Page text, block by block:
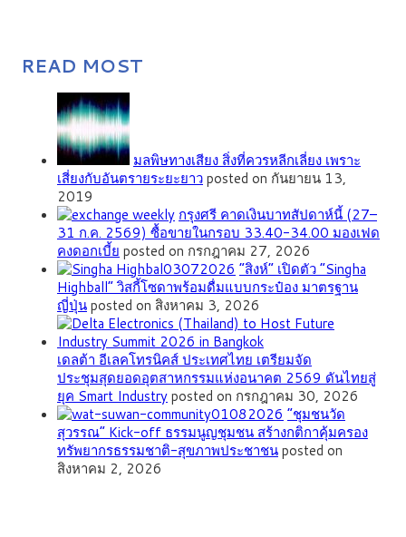
READ MOST
มลพิษทางเสียง สิ่งที่ควรหลีกเลี่ยง เพราะ
เสี่ยงกับอันตรายระยะยาวposted on กันยายน 13,
2019
กรุงศรี คาดเงินบาทสัปดาห์นี้ (27–
31 ก.ค. 2569) ซื้อขายในกรอบ 33.40-34.00 มองเฟด
คงดอกเบี้ย posted on กรกฎาคม 27, 2026
“สิงห์” เปิดตัว “Singha
Highball” วิสกี้โซดาพร้อมดื่มแบบกระป๋อง มาตรฐาน
ญี่ปุ่นposted on สิงหาคม 3, 2026
เดลต้า อีเลคโทรนิคส์ ประเทศไทย เตรียมจัด
ประชุมสุดยอดอุตสาหกรรมแห่งอนาคต 2569 ดันไทยสู่
ยุค Smart Industryposted on กรกฎาคม 30, 2026
”ชุมชนวัด
สุวรรณ” Kick-off ธรรมนูญชุมชน สร้างกติกาคุ้มครอง
ทรัพยากรธรรมชาติ-สุขภาพประชาชนposted on
สิงหาคม 2, 2026